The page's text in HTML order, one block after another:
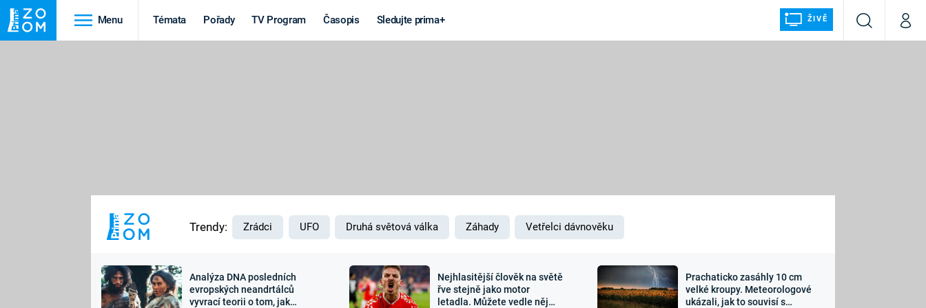
Menu Témata Pořady TV Program Časopis Sledujte prima+ ŽIVĚ
VyhledáváníMůj
MARS
Výročí
Záhady a
Zajímavosti Sledujte nás
Trendy: Zrádci UFO Druhá světová válka Záhady Vetřelci dávnověku
Analýza DNA posledních
evropských neandrtálců
vyvrací teorii o tom, jak
Nejhlasitější člověk na světě
řve stejně jako motor
letadla. Můžete vedle něj
Prachaticko zasáhly 10 cm
velké kroupy. Meteorologové
ukázali, jak to souvisí s